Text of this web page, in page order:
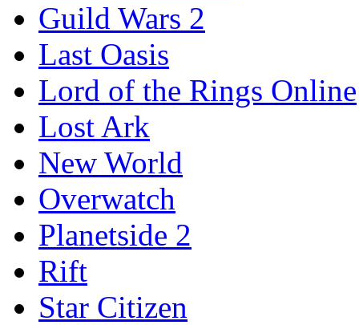
Guild Wars 2
Last Oasis
Lord of the Rings Online
Lost Ark
New World
Overwatch
Planetside 2
Rift
Star Citizen